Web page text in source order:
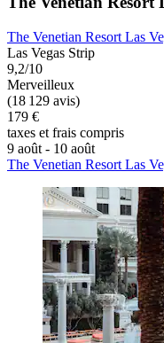
The Venetian Resort Las
Las Vegas Strip
9,2/10
Merveilleux
(18 129 avis)
179 €
taxes et frais compris
9 août - 10 août
The Venetian Resort Las